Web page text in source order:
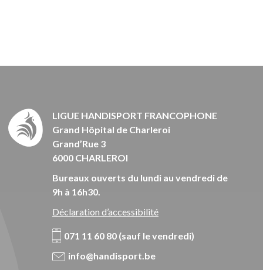
LIGUE HANDISPORT FRANCOPHONE
Grand Hôpital de Charleroi
Grand’Rue 3
6000 CHARLEROI
Bureaux ouverts du lundi au vendredi de
9h à 16h30.
Déclaration d’accessibilité
071 11 60 80 (sauf le vendredi)
info@handisport.be